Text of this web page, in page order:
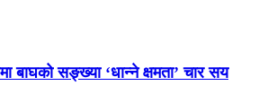
बाघको सङ्ख्या ‘धान्ने क्षमता’ चार सय